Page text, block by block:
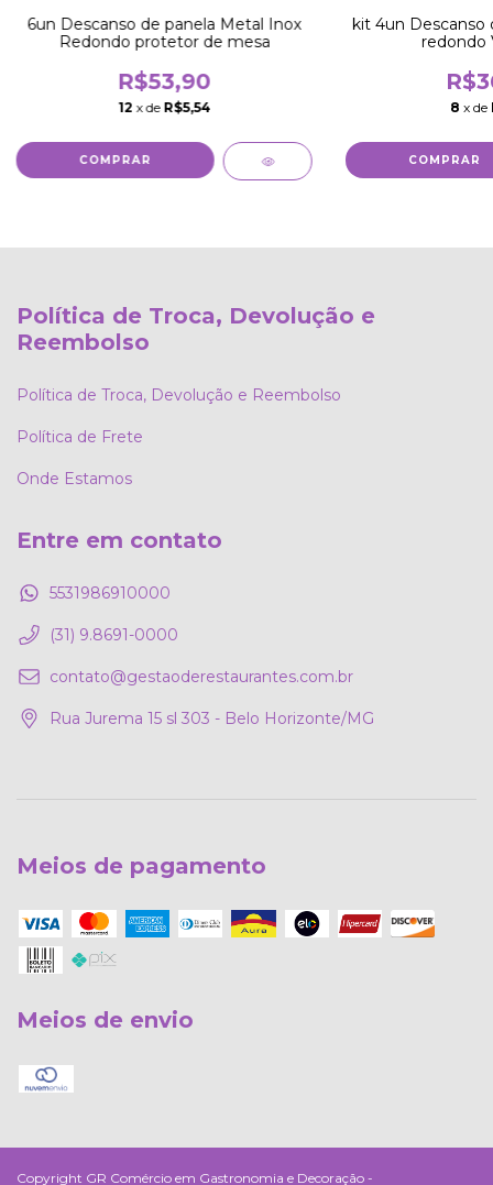
6un Descanso de panela Metal Inox
Redondo protetor de mesa
R$53,90
12 x de R$5,54
kit 4un Descanso
redondo
8 x de
Política de Troca, Devolução e
Reembolso
Política de Troca, Devolução e Reembolso
Política de Frete
Onde Estamos
Entre em contato
5531986910000
(31) 9.8691-0000
contato@gestaoderestaurantes.com.br
Rua Jurema 15 sl 303 - Belo Horizonte/MG
Meios de pagamento
Meios de envio
Copyright GR Comércio em Gastronomia e Decoração -